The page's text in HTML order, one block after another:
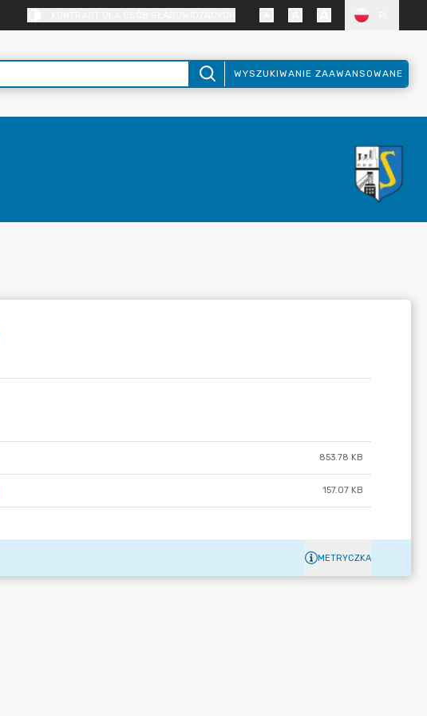
WYSZUKIWANIE ZAAWANSOWANE
853.78 KB
157.07 KB
METRYCZKA